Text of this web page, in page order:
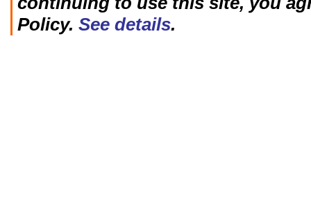
Policy. See details.